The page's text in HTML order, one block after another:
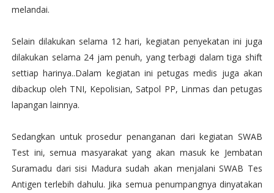
melandai.
Selain dilakukan selama 12 hari, kegiatan penyekatan ini juga
dilakukan selama 24 jam penuh, yang terbagi dalam tiga shift
settiap harinya..Dalam kegiatan ini petugas medis juga akan
dibackup oleh TNI, Kepolisian, Satpol PP, Linmas dan petugas
lapangan lainnya.
Sedangkan untuk prosedur penanganan dari kegiatan SWAB
Test ini, semua masyarakat yang akan masuk ke Jembatan
Suramadu dari sisi Madura sudah akan menjalani SWAB Tes
Antigen terlebih dahulu. Jika semua penumpangnya dinyatakan